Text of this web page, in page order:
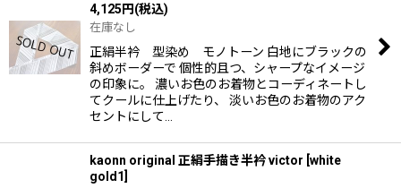
4,125円(税込)
在庫なし
正絹半衿 型染め モノトーン 白地にブラックの
斜めボーダーで 個性的且つ、シャープなイメージ
の印象に。 濃いお色のお着物とコーディネートし
てクールに仕上げたり、 淡いお色のお着物のアク
セントにして…
kaonn original 正絹手描き半衿 victor white
gold1